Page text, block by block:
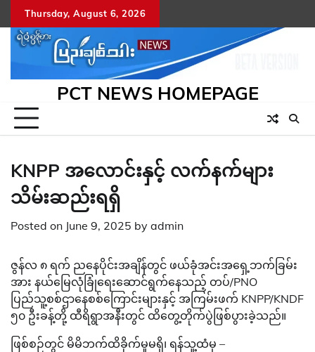
to
content
Thursday, August 6, 2026
PCT NEWS HOMEPAGE
KNPP အလောင်းနှင့် လက်နက်များ
သိမ်းဆည်းရရှိ
Posted on June 9, 2025 by admin
ဇွန်လ ၈ ရက် ညနေပိုင်းအချိန်တွင် ဖယ်ခုံအင်းအရှေ့ဘက်ခြမ်း
အား နယ်မြေလုံခြုံရေးဆောင်ရွက်နေသည့် တပ်/PNO
ပြည်သူ့စစ်ဌာနေစစ်ကြောင်းများနှင့် အကြမ်းဖက် KNPP/KNDF
၅၀ ဦးခန့်တို့ ထီရိရွာအနီးတွင် ထိတွေ့တိုက်ပွဲဖြစ်ပွားခဲ့သည်။
ဖြစ်စဉ်တွင် မိမိဘက်ထိခိုက်မှုမရှိ၊ ရန်သူ့ထံမှ –